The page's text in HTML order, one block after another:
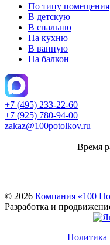
По типу помещения
В детскую
В спальню
На кухню
В ванную
На балкон
+7 (495) 233-22-60
+7 (925) 780-94-00
zakaz@100potolkov.ru
Время
© 2026 Компания «100
Разработка и
Политика